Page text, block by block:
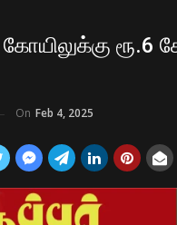
கோயிலுக்கு
On Feb 4, 2025